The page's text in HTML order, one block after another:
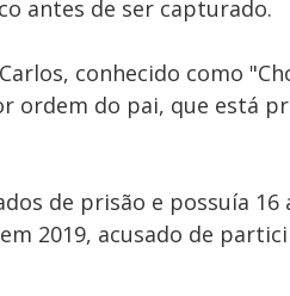
antes de ser capturado.
conhecido como
ordem do pai, que está
de prisão e possuía 16
2019, acusado de